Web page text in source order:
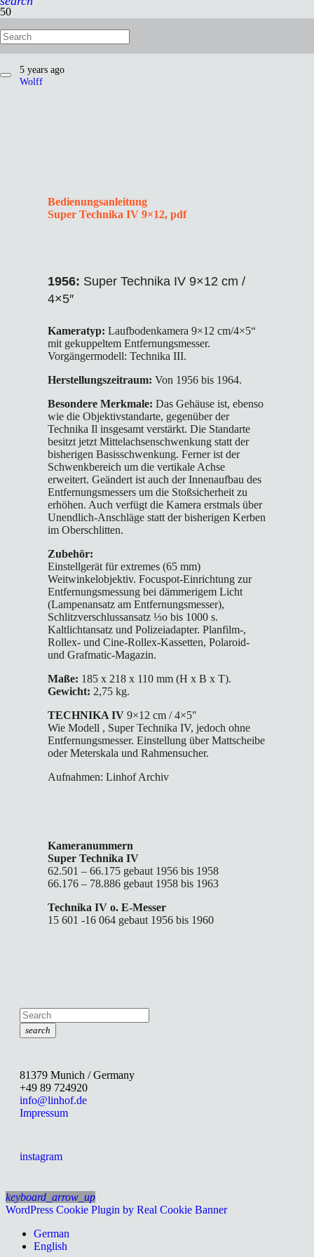
1956: Super Technika IV 9×12
5 years ago
Wolff
Bedienungsanleitung
Super Technika IV 9×12, pdf
1956: Super Technika IV 9×12 cm /
4×5″
Kameratyp: Laufbodenkamera 9×12 cm/4×5“
mit gekuppeltem Entfernungsmesser.
Vorgängermodell: Technika III.
Herstellungszeitraum: Von 1956 bis 1964.
Besondere Merkmale: Das Gehäuse ist, ebenso
wie die Objektivstandarte, gegenüber der
Technika Il insgesamt verstärkt. Die Standarte
besitzt jetzt Mittelachsenschwenkung statt der
bisherigen Basisschwenkung. Ferner ist der
Schwenkbereich um die vertikale Achse
erweitert. Geändert ist auch der Innenaufbau des
Entfernungsmessers um die Stoßsicherheit zu
erhöhen. Auch verfügt die Kamera erstmals über
Unendlich-Anschläge statt der bisherigen Kerben
im Oberschlitten.
Zubehör:
Einstellgerät für extremes (65 mm)
Weitwinkelobjektiv. Focuspot-Einrichtung zur
Entfernungsmessung bei dämmerigem Licht
(Lampenansatz am Entfernungsmesser),
Schlitzverschlussansatz ⅓o bis 1000 s.
Kaltlichtansatz und Polizeiadapter. Planfilm-,
Rollex- und Cine-Rollex-Kassetten, Polaroid-
und Grafmatic-Magazin.
Maße: 185 x 218 x 110 mm (H x B x T).
Gewicht: 2,75 kg.
TECHNIKA IV 9×12 cm / 4×5″
Wie Modell , Super Technika IV, jedoch ohne
Entfernungsmesser. Einstellung über Mattscheibe
oder Meterskala und Rahmensucher.
Aufnahmen: Linhof Archiv
Kameranummern
Super Technika IV
62.501 – 66.175 gebaut 1956 bis 1958
66.176 – 78.886 gebaut 1958 bis 1963
Technika IV o. E-Messer
15 601 -16 064 gebaut 1956 bis 1960
search
81379 Munich / Germany
+49 89 724920
info@linhof.de
Impressum
instagram
keyboard_arrow_up
WordPress Cookie Plugin by Real Cookie Banner
German
English